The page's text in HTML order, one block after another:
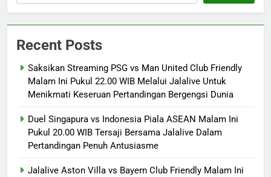
Recent Posts
Saksikan Streaming PSG vs Man United Club Friendly
Malam Ini Pukul 22.00 WIB Melalui Jalalive Untuk
Menikmati Keseruan Pertandingan Bergengsi Dunia
Duel Singapura vs Indonesia Piala ASEAN Malam Ini
Pukul 20.00 WIB Tersaji Bersama Jalalive Dalam
Pertandingan Penuh Antusiasme
Jalalive Aston Villa vs Bayern Club Friendly Malam Ini